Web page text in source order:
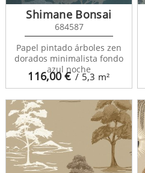
116,00€ / 5,3 m²
Shimane Bonsai
684587
Papel pintado árboles zen
dorados minimalista fondo
azul noche